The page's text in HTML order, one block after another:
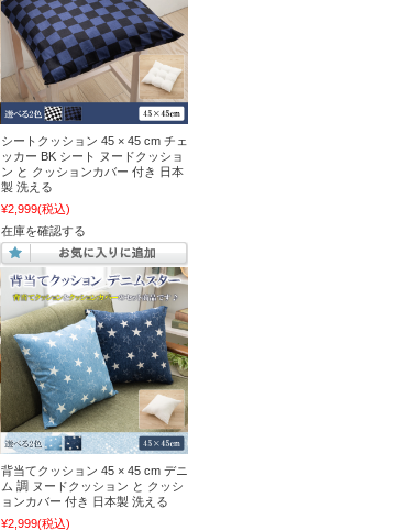
シートクッション 45 × 45 cm チェ
ッカー BK シート ヌードクッショ
ン と クッションカバー 付き 日本
製 洗える
¥2,999(税込)
在庫を確認する
背当てクッション 45 × 45 cm デニ
ム 調 ヌードクッション と クッシ
ョンカバー 付き 日本製 洗える
¥2,999(税込)